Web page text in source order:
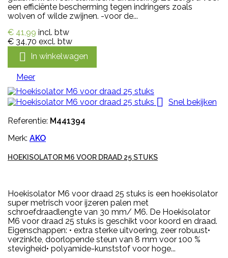
een efficiënte bescherming tegen indringers zoals
wolven of wilde zwijnen. -voor de...
€ 41,99 incl. btw
€ 34,70 excl. btw
 In winkelwagen
Meer

Snel bekijken
Referentie: M441394
Merk: AKO
HOEKISOLATOR M6 VOOR DRAAD 25 STUKS
Hoekisolator M6 voor draad 25 stuks is een hoekisolator
super metrisch voor ijzeren palen met
schroefdraadlengte van 30 mm/ M6. De Hoekisolator
M6 voor draad 25 stuks is geschikt voor koord en draad.
Eigenschappen: • extra sterke uitvoering, zeer robuust•
verzinkte, doorlopende steun van 8 mm voor 100 %
stevigheid• polyamide-kunststof voor hoge...